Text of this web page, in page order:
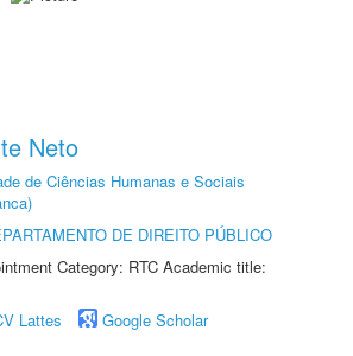
Neto
de Ciências Humanas e Sociais
DE DIREITO PÚBLICO
Category: RTC Academic title:
Lattes
Google Scholar